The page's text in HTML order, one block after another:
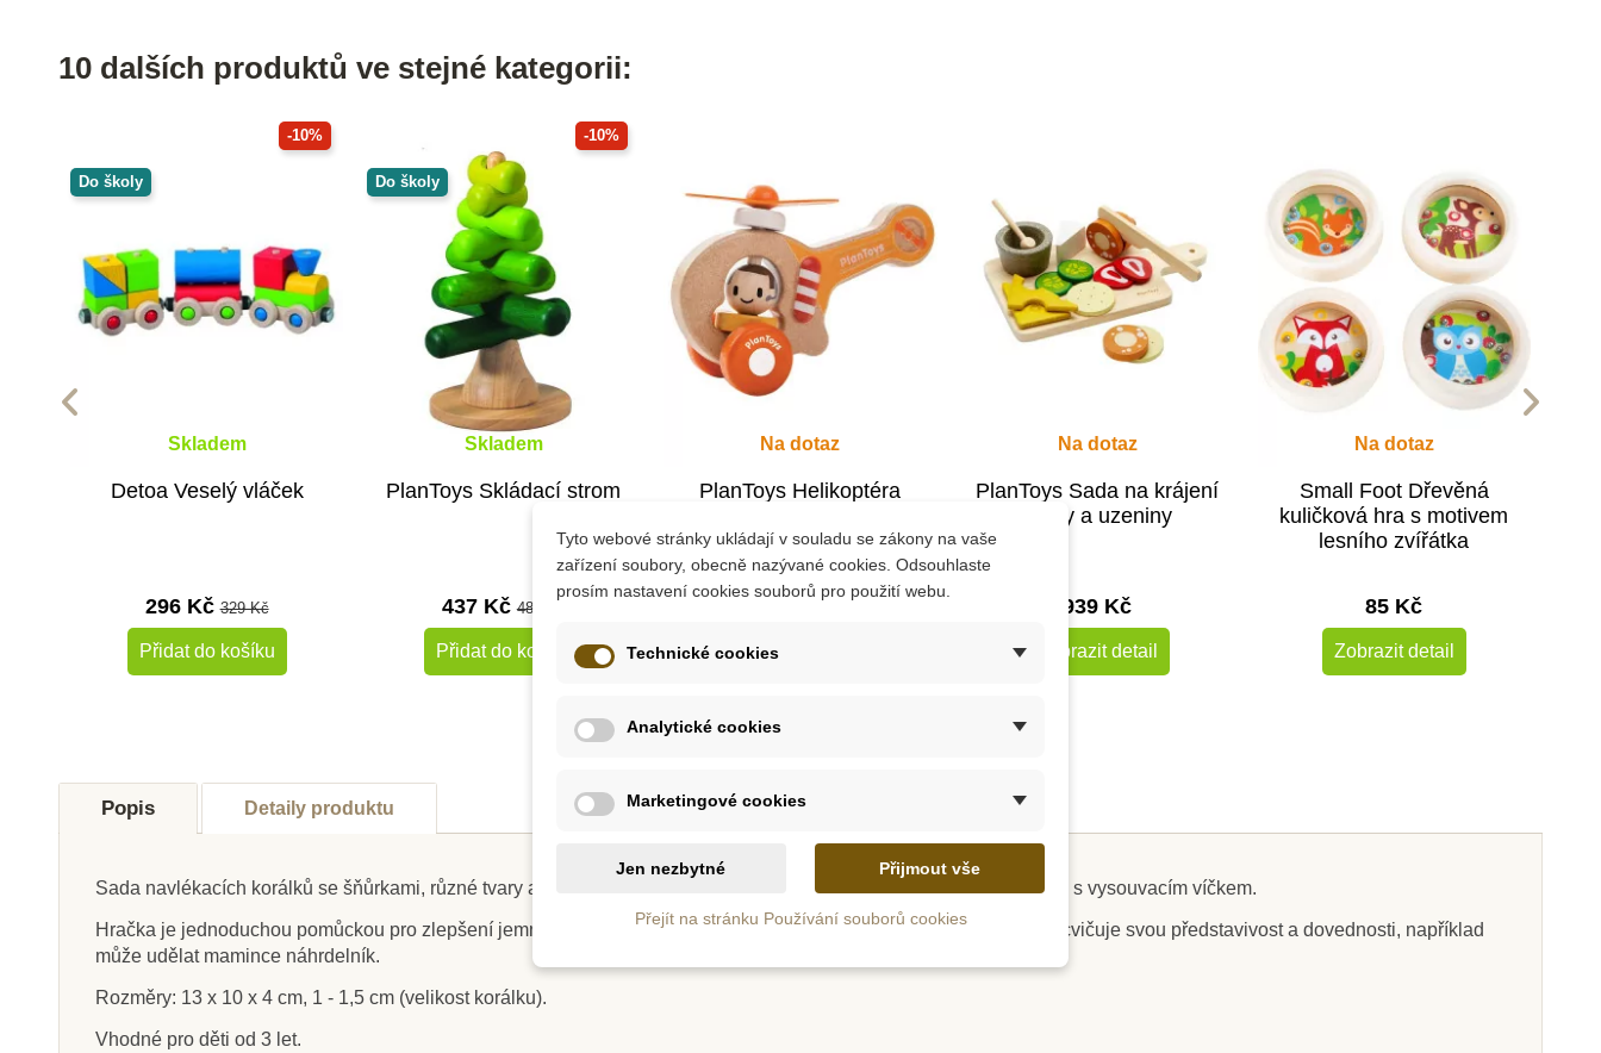
10 dalších produktů ve stejné kategorii:
-10%
Do školy
Skladem
Detoa Veselý vláček
296 Kč329 Kč
Přidat do košíku
-10%
Do školy
Skladem
PlanToys Skládací strom
437 Kč485 Kč
Přidat do košíku
Na dotaz
PlanToys Helikoptéra
379 Kč
Zobrazit detail
Na dotaz
PlanToys Sada na krájení
- sýry a uzeniny
939 Kč
Zobrazit detail
Na dotaz
Small Foot Dřevěná
kuličková hra s motivem
lesního zvířátka
85 Kč
Zobrazit detail
Výprodej
Do školy
Skladem
Do školy
Popis Detaily produktu
Sada navlékacích korálků se šňůrkami, různé tvary a barvy pro kreativní tvoření. Vše je v praktické dřevěné krabičce s vysouvacím víčkem.
Hračka je jednoduchou pomůckou pro zlepšení jemné motoriky a koordinace "oko - ruka" formou hry. Dítě si tak procvičuje svou představivost a dovednosti, například
může udělat mamince náhrdelník.
Rozměry: 13 x 10 x 4 cm, 1 - 1,5 cm (velikost korálku).
Vhodné pro děti od 3 let.
Tyto webové stránky ukládají v souladu se zákony na vaše
zařízení soubory, obecně nazývané cookies. Odsouhlaste
prosím nastavení cookies souborů pro použití webu.
Technické cookies
Analytické cookies
Marketingové cookies
Jen nezbytné Přijmout vše
Přejít na stránku Používání souborů cookies